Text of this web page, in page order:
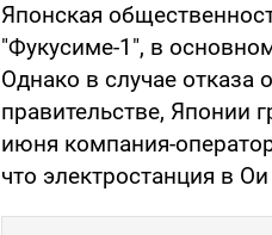
Японская
"Фукусиме-1", в
Однако в случае отказа
правительстве, Японии
июня компания-
что электростанция в